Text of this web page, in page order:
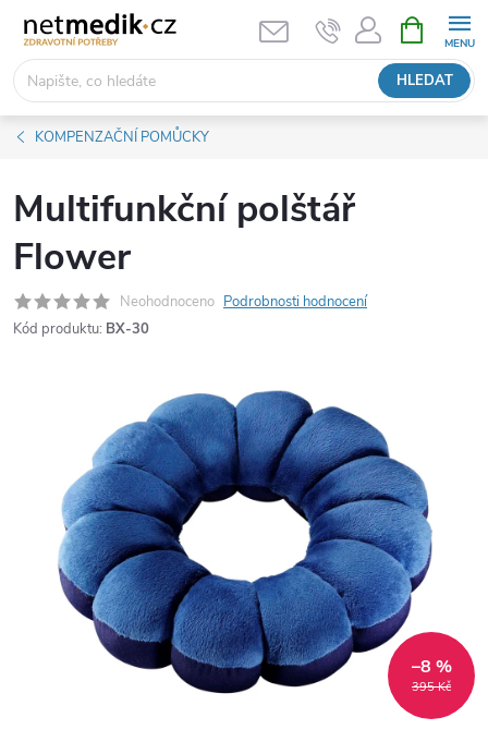
obsah
HLEDAT
NÁKUPNÍ
KOŠÍK
KOMPENZAČNÍ POMŮCKY
Multifunkční polštář
Flower
Neohodnoceno Podrobnosti hodnocení
Kód produktu: BX-30
395 Kč
–8 %